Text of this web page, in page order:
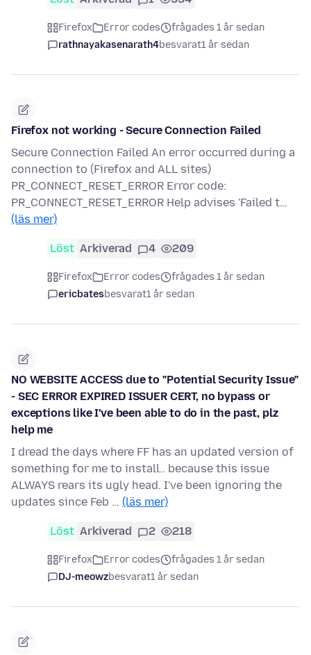
Firefox Error codes
frågades 1 år sedan
rathnayakasenarath4besvarat1 år sedan
Firefox not working - Secure Connection Failed
Secure Connection Failed An error occurred during a
connection to (Firefox and ALL sites)
PR_CONNECT_RESET_ERROR Error code:
PR_CONNECT_RESET_ERROR Help advises 'Failed t…
(läs mer)
Löst Arkiverad 4 209
Firefox Error codes
frågades 1 år sedan
ericbatesbesvarat1 år sedan
NO WEBSITE ACCESS due to "Potential Security Issue"
- SEC ERROR EXPIRED ISSUER CERT, no bypass or
exceptions like I've been able to do in the past, plz
help me
I dread the days where FF has an updated version of
something for me to install.. because this issue
ALWAYS rears its ugly head. I've been ignoring the
updates since Feb … (läs mer)
Löst Arkiverad 2 218
Firefox Error codes
frågades 1 år sedan
DJ-meowzbesvarat1 år sedan